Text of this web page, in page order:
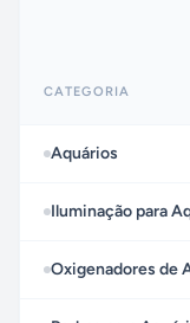
CATEGORIA
Aquários
Iluminação para
Oxigenadores de